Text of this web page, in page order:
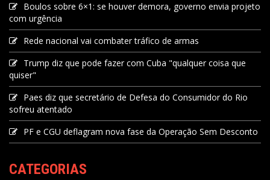
Boulos sobre 6×1: se houver demora, governo envia projeto
com urgência
Rede nacional vai combater tráfico de armas
Trump diz que pode fazer com Cuba "qualquer coisa que
quiser"
Paes diz que secretário de Defesa do Consumidor do Rio
sofreu atentado
PF e CGU deflagram nova fase da Operação Sem Desconto
CATEGORIAS